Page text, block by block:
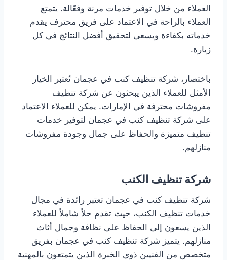
العملاء من خلال توفير خدمات مرنة وفعّالة. يتمتع
العملاء بالراحة في الاعتماد على فريق محترف يقدم
خدماته بكفاءة ويسعى لتحقيق أفضل النتائج في كل
زيارة.
باختصار، شركة تنظيف كنب في عجمان تُعتبر الخيار
الأمثل للعملاء الذين يبحثون عن شركة تنظيف
مفروشات محترفة في الإمارات. يمكن للعملاء الاعتماد
على شركة تنظيف كنب في عجمان لتوفير خدمات
تنظيف متميزة والحفاظ على جمال وجودة مفروشات
منازلهم.
شركة تنظيف الكنب
شركة تنظيف كنب في عجمان تعتبر رائدة في مجال
خدمات تنظيف الكنب، حيث تقدم حلاً شاملاً للعملاء
الذين يسعون إلى الحفاظ على نظافة وجمال أثاث
منازلهم. يتميز شركة تنظيف كنب في عجمان بفريق
متخصص من الفنيين ذوي الخبرة الذين يتمتعون بالمهنية